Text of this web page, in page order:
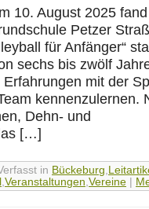
10. August 2025
Petzer
für Anfänger“
sechs bis zwölf
mit der
kennenzulernen.
Dehn- und
[…]
in Bückeburg,
,Veranstaltungen,Vereine